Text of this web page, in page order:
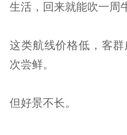
生活，回来就能吹一周
这类航线价格低，客
次尝鲜。
但好景不长。